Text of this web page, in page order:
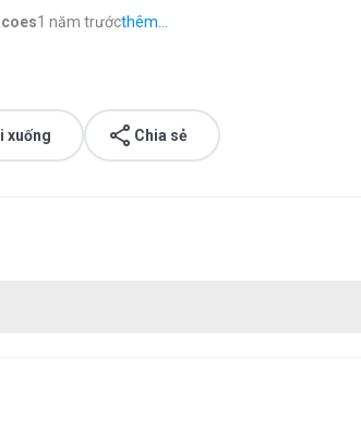
1 năm trướcthêm...
xuống Chia sẻ